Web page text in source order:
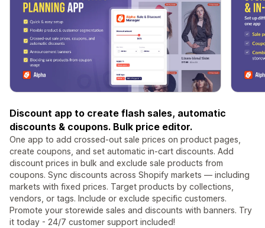
Discount app to create flash sales, automatic
discounts & coupons. Bulk price editor.
One app to add crossed-out sale prices on product pages,
create coupons, and set automatic in-cart discounts. Add
discount prices in bulk and exclude sale products from
coupons. Sync discounts across Shopify markets — including
markets with fixed prices. Target products by collections,
vendors, or tags. Include or exclude specific customers.
Promote your storewide sales and discounts with banners. Try
it today - 24/7 customer support included!